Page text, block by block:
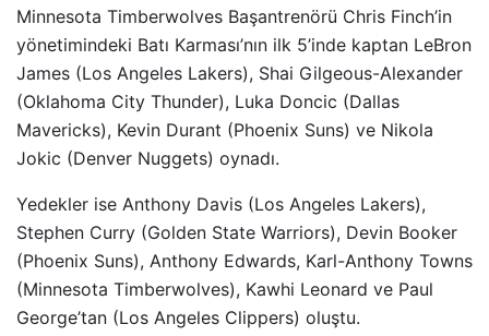
Minnesota Timberwolves Başantrenörü Chris Finch’in
yönetimindeki Batı Karması’nın ilk 5’inde kaptan LeBron
James (Los Angeles Lakers), Shai Gilgeous-Alexander
(Oklahoma City Thunder), Luka Doncic (Dallas
Mavericks), Kevin Durant (Phoenix Suns) ve Nikola
Jokic (Denver Nuggets) oynadı.
Yedekler ise Anthony Davis (Los Angeles Lakers),
Stephen Curry (Golden State Warriors), Devin Booker
(Phoenix Suns), Anthony Edwards, Karl-Anthony Towns
(Minnesota Timberwolves), Kawhi Leonard ve Paul
George’tan (Los Angeles Clippers) oluştu.